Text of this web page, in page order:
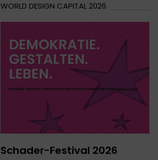
WORLD DESIGN CAPITAL 2026
Schader-Festival 2026